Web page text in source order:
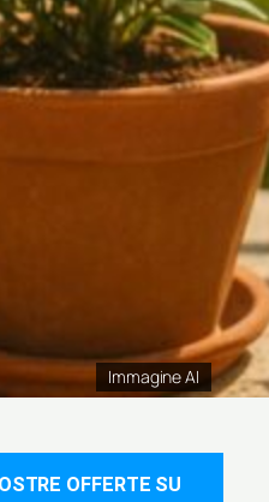
Immagine AI
OFFERTE SU